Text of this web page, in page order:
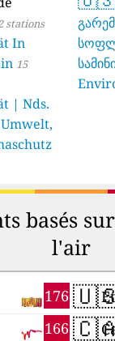
stations
In
15
| Nds.
basés
l'air
176
166